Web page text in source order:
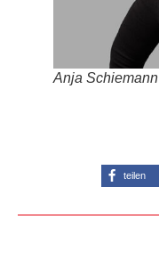
Anja Schiemann
teilen